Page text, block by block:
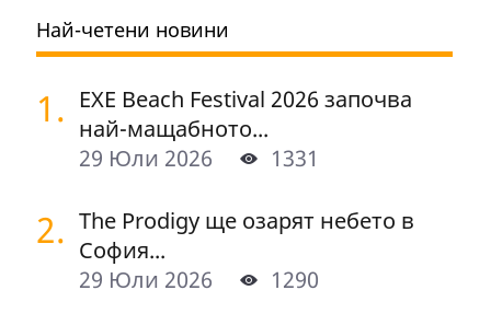
Най-четени новини
1. EXE Beach Festival 2026 започва
най-мащабното...
29 Юли 2026
1331
2. The Prodigy ще озарят небето в
София...
29 Юли 2026
1290